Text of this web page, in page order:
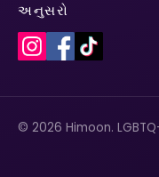
અનુસરો
© 2026 Himoon.